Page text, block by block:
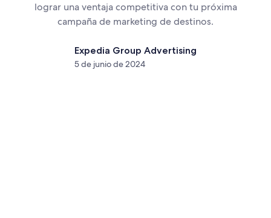
lograr una ventaja competitiva con tu próxima
campaña de marketing de destinos.
Expedia Group Advertising
5 de junio de 2024